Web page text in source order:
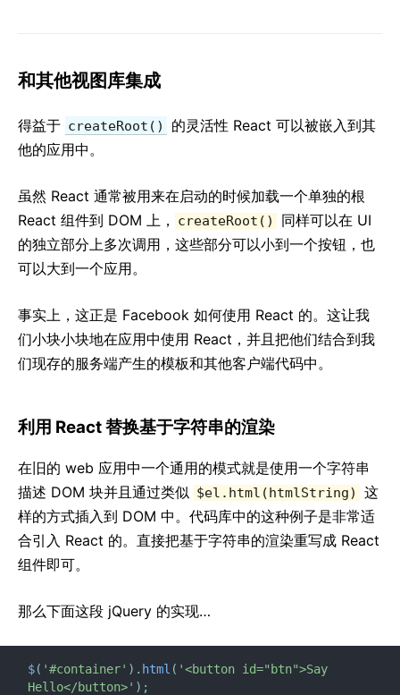
和其他视图库集成
得益于 createRoot()
的灵活性 React 可以被嵌入到其
他的应用中。
虽然 React 通常被用来在启动的时候加载一个单独的根
React 组件到 DOM 上，
createRoot()
同样可以在 UI
的独立部分上多次调用，这些部分可以小到一个按钮，也
可以大到一个应用。
事实上，这正是 Facebook 如何使用 React 的。这让我
们小块小块地在应用中使用 React，并且把他们结合到我
们现存的服务端产生的模板和其他客户端代码中。
利用 React 替换基于字符串的渲染
在旧的 web 应用中一个通用的模式就是使用一个字符串
描述 DOM 块并且通过类似 $el.html(htmlString)
这
样的方式插入到 DOM 中。代码库中的这种例子是非常适
合引入 React 的。直接把基于字符串的渲染重写成 React
组件即可。
那么下面这段 jQuery 的实现…
$( '#container' ) . html ( '<button id="btn">Say
Hello</button>' ) ;